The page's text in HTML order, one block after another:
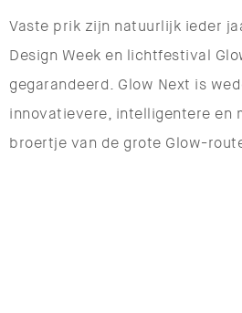
Vaste prik zijn natuurlijk ieder
Design Week en lichtfestival
gegarandeerd. Glow Next is
innovatievere, intelligentere en
broertje van de grote Glow-